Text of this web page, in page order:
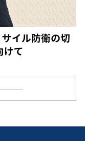
イル防衛の切
けて